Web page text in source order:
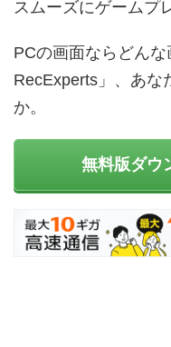
スムーズにゲームプ
PCの画面ならどん
RecExperts」、あな
か。
無料版ダウ